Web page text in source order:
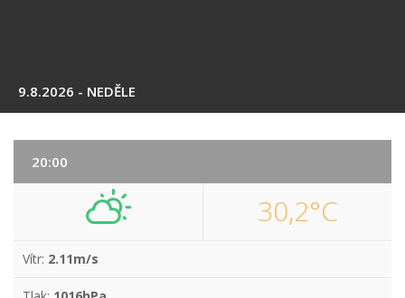
9.8.2026 - NEDĚLE
20:00
30,2°C
Vítr: 2.11m/s